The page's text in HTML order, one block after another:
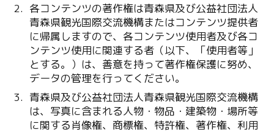
各コンテンツの著作権は青森県及び公益社団法人
青森県観光国際交流機構またはコンテンツ提供者
に帰属しますので、各コンテンツ使用者及び各コ
ンテンツ使用に関連する者（以下、「使用者等」
とする。）は、善意を持って著作権保護に努め、
データの管理を行ってください。
青森県及び公益社団法人青森県観光国際交流機構
は、写真に含まれる人物・物品・建築物・場所等
に関する肖像権、商標権、特許権、著作権、利用
Copy URL